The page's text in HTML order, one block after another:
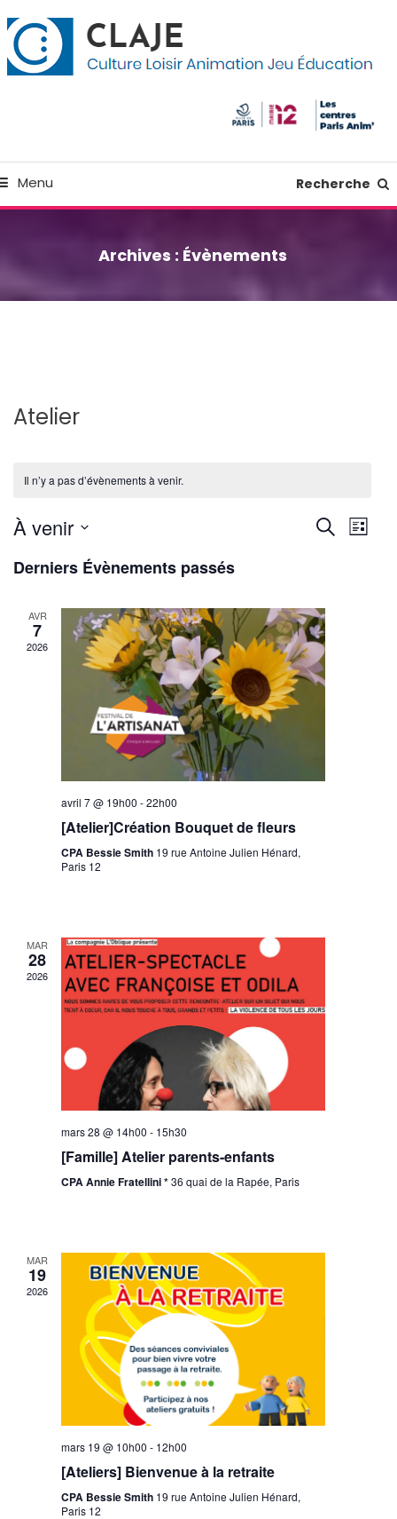
Menu Recherche
Archives : Évènements
Atelier
Il n’y a pas d’évènements à venir.
de
vues
Recherche
Liste
À venir
une
Derniers Évènements passés
AVR
7
2026
avril 7 @ 19h00 -22h00
[Atelier]Création Bouquet de fleurs
CPA Bessie Smith 19 rue Antoine Julien Hénard,
Paris 12
MAR
28
2026
mars 28 @ 14h00 - 15h30
[Famille] Atelier parents-enfants
CPA Annie Fratellini *36 quai de la Rapée, Paris
MAR
19
2026
mars 19 @ 10h00 - 12h00
[Ateliers] Bienvenue à la retraite
CPA Bessie Smith 19 rue Antoine Julien Hénard,
Paris 12